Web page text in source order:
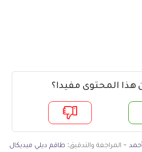
هذا المحتوى مفيدا؟
- المراجعة والتدقيق: طاقم ديلي ميديكال